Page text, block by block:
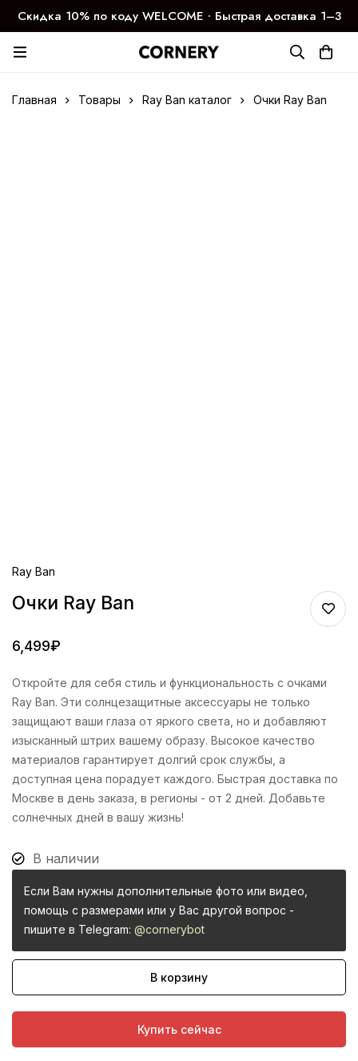
Скидка 10% по коду WELCOME ∙ Быстрая доставка 1–3
дня
Главная Товары Ray Ban каталог Очки Ray Ban
Ray Ban
Очки Ray Ban
6,499₽
Откройте для себя стиль и функциональность с очками
Ray Ban. Эти солнцезащитные аксессуары не только
защищают ваши глаза от яркого света, но и добавляют
изысканный штрих вашему образу. Высокое качество
материалов гарантирует долгий срок службы, а
доступная цена порадует каждого. Быстрая доставка по
Москве в день заказа, в регионы - от 2 дней. Добавьте
солнечных дней в вашу жизнь!
В наличии
Если Вам нужны дополнительные фото или видео,
помощь с размерами или у Вас другой вопрос -
пишите в Telegram: @cornerybot
В корзину
Купить сейчас